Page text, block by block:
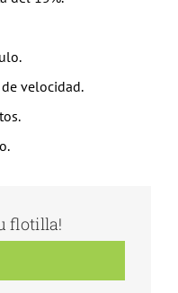
velocidad.
flotilla!